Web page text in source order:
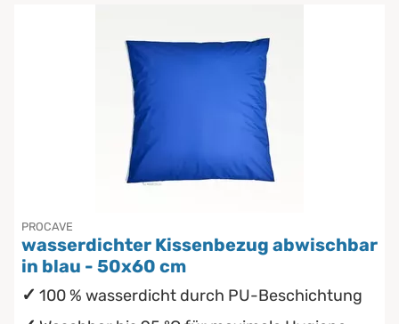
PROCAVE
wasserdichter Kissenbezug abwischbar
in blau - 50x60 cm
100 % wasserdicht durch PU-Beschichtung